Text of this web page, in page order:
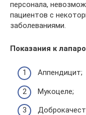
персонала,
пациентов с
заболеваниями.
Показания к
Аппендицит;
Мукоцеле;